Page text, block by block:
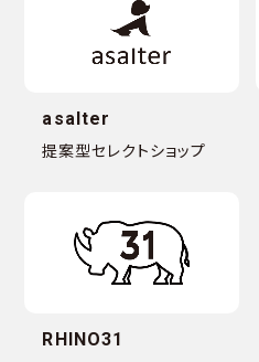
asalter
提案型セレクトショップ
RHINO31